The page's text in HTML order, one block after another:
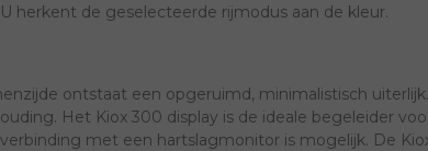
herkent de geselecteerde rijmodus aan de kleur.
ontstaat een opgeruimd, minimalistisch
Het Kiox 300 display is de ideale begeleider
met een hartslagmonitor is mogelijk. De